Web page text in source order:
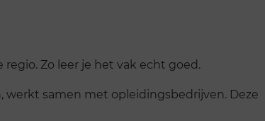
Zo leer je het vak echt goed.
werkt samen met opleidingsbedrijven. Deze